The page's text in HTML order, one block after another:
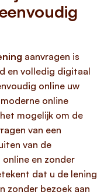
aanvragen is
en volledig digitaal
online uw
online
mogelijk om de
van een
van de
en zonder
dat u de lening
zonder bezoek aan